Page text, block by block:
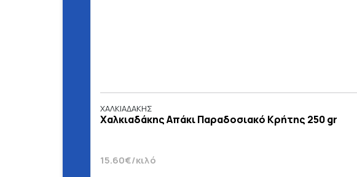
ΧΑΛΚΙΑΔΑΚΗΣ
Χαλκιαδάκης Απάκι Παραδοσιακό Κρήτης 250 gr
15.60€/κιλό